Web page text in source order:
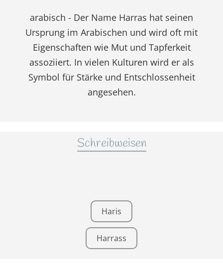
arabisch - Der Name Harras hat seinen
Ursprung im Arabischen und wird oft mit
Eigenschaften wie Mut und Tapferkeit
assoziiert. In vielen Kulturen wird er als
Symbol für Stärke und Entschlossenheit
angesehen.
Schreibweisen
Haris
Harrass